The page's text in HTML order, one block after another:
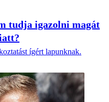
tudja igazolni magát
ígért lapunknak.